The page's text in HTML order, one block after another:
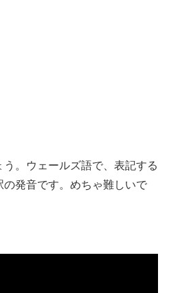
。ウェールズ語で、表記する
発音です。めちゃ難しいで